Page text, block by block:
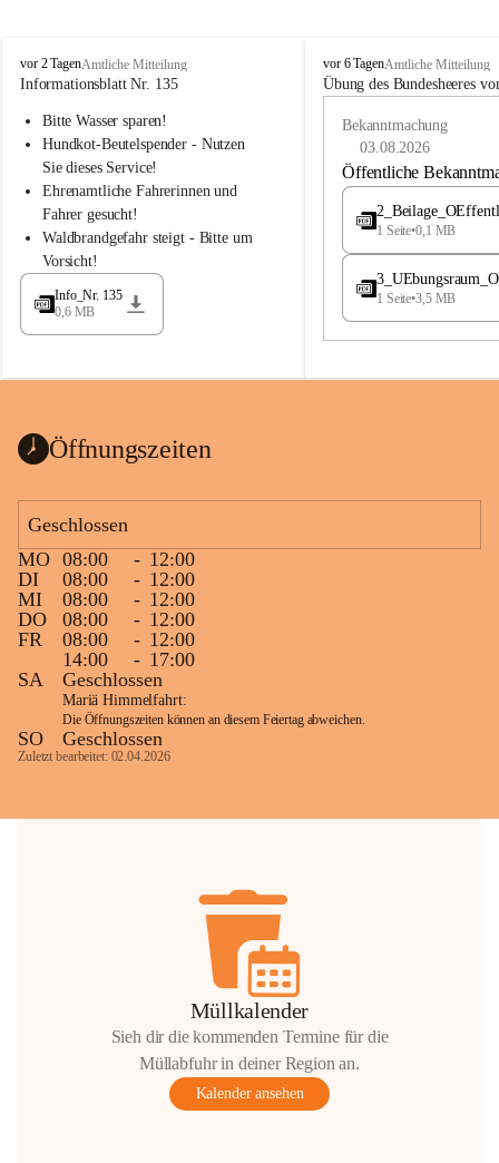
B
u
h
a
d
l
a
vor 2 TagenAmtliche Mitteilung
Informationsblatt Nr. 135
Bitte Wasser sparen!
Hundkot-Beutelspender - Nutzen
Sie dieses Service!
Ehrenamtliche Fahrerinnen und
Fahrer gesucht!
Waldbrandgefahr steigt - Bitte um
Vorsicht!
Info_Nr. 135
0,6 MB
B
u
e
a
vor 6 TagenAmtliche Mitteilung
Übung des Bundesheeres
Bekanntmachung
03.08.2026
Öffentliche
1 Seite•0,1 MB
1 Seite•3,5 MB
Öffnungszeiten
Geschlossen
MO 08:00 - 12:00
DI
08:00 - 12:00
MI
08:00 - 12:00
DO
08:00 - 12:00
FR
08:00 - 12:00
14:00
- 17:00
SA
Geschlossen
Mariä Himmelfahrt:
Die Öffnungszeiten können an diesem Feiertag abweichen.
SO Geschlossen
Zuletzt bearbeitet: 02.04.2026
Müllkalender
Sieh dir die kommenden Termine für die
Müllabfuhr in deiner Region an.
Kalender ansehen